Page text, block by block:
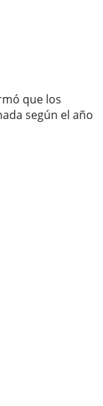
que los
según el año